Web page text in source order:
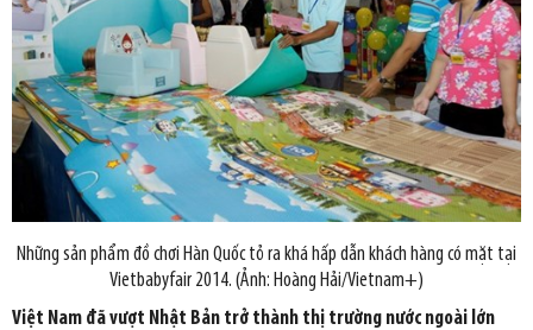
Những sản phẩm đồ chơi Hàn Quốc tỏ ra khá hấp dẫn khách hàng có mặt tại
Vietbabyfair 2014. (Ảnh: Hoàng Hải/Vietnam+)
Việt Nam đã vượt Nhật Bản trở thành thị trường nước ngoài lớn